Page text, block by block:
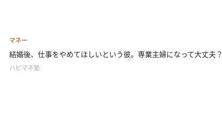
マネー
結婚後、仕事をやめてほしいという彼。専業主婦になって大丈夫？
ハピマネ塾